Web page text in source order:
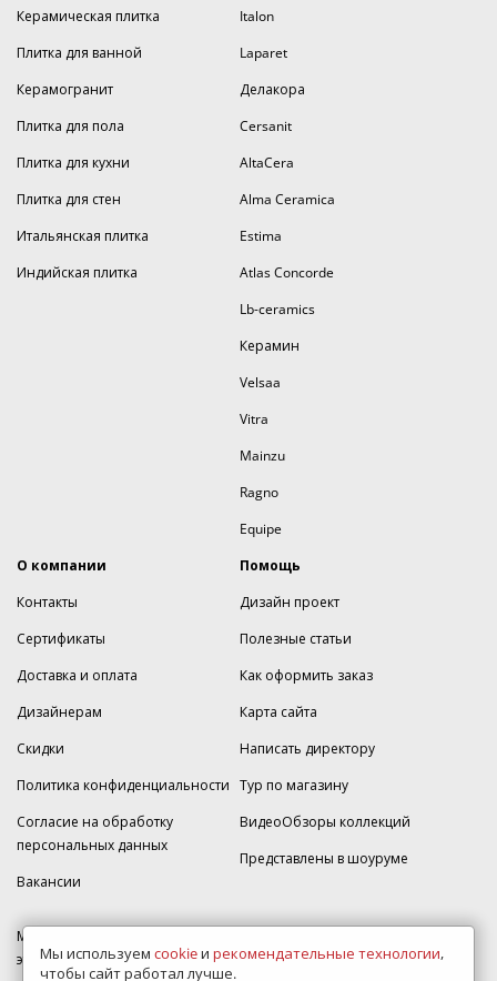
Керамическая плитка
Плитка для ванной
Керамогранит
Плитка для пола
Плитка для кухни
Плитка для стен
Итальянская плитка
Индийская плитка
Italon
Laparet
Делакора
Cersanit
AltaCera
Alma Ceramica
Estima
Atlas Concorde
Lb-ceramics
Керамин
Velsaa
Vitra
Mainzu
Ragno
Equipe
О компании
Контакты
Сертификаты
Доставка и оплата
Дизайнерам
Скидки
Политика конфиденциальности
Согласие на обработку
персональных данных
Вакансии
Помощь
Дизайн проект
Полезные статьи
Как оформить заказ
Карта сайта
Написать директору
Тур по магазину
ВидеоОбзоры коллекций
Представлены в шоуруме
МКАД 2км внешняя сторона, д. 2, ТРЦ "Шоколад" (РИО) Реутов, -1
этаж, магазин Плитка-SDVK.
Мы используем cookieи рекомендательные технологии,
чтобы сайт работал лучше.